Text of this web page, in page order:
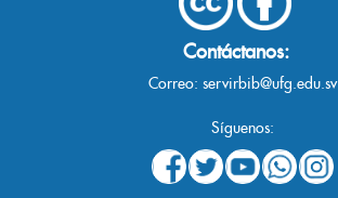
Contáctanos:
Correo: servirbib@ufg.edu.sv
Síguenos: